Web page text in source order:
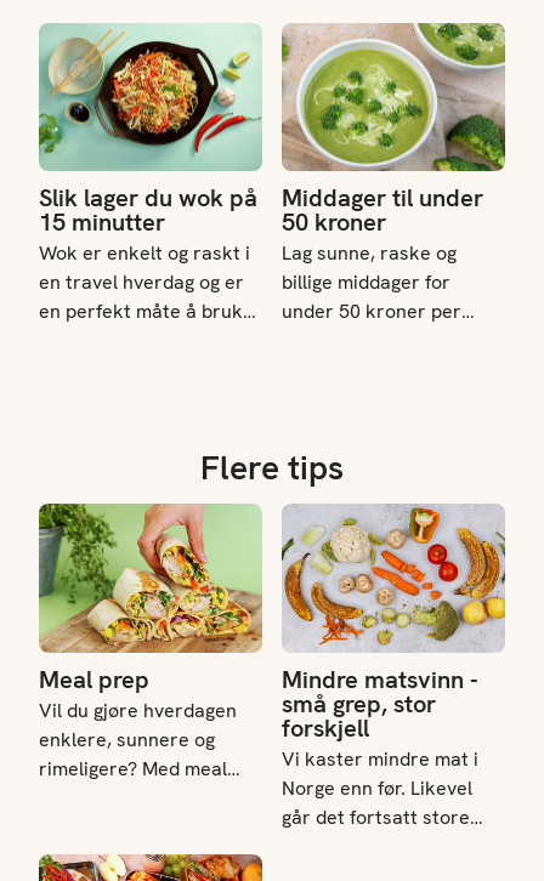
kan det lønne seg å
tenke litt mer på hva du
spiser. Kostholdet har
nemlig større innvirkning
på konsentrasjon,
utholdenhet og humør
enn du kanskje tror.
som både er enkel og
billig 🤑
Slik lager du wok på
15 minutter
Wok er enkelt og raskt i
en travel hverdag og er
en perfekt måte å bruke
Slik lager du wok på 15 minutter
Middager til under
50 kroner
Lag sunne, raske og
billige middager for
under 50 kroner per
holder budsjettet nede.
Middager til under 50 kroner
Flere tips
Meal prep
Vil du gjøre hverdagen
enklere, sunnere og
rimeligere? Med meal
slik at du alltid har gode
Meal prep
Mindre matsvinn -
små grep, stor
forskjell
Vi kaster mindre mat i
Norge enn før. Likevel
går det fortsatt store
Mindre matsvinn - små grep,
Matpakketips